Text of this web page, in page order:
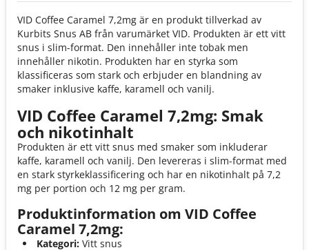
VID Coffee Caramel 7,2mg är en produkt tillverkad av
Kurbits Snus AB från varumärket VID. Produkten är ett vitt
snus i slim-format. Den innehåller inte tobak men
innehåller nikotin. Produkten har en styrka som
klassificeras som stark och erbjuder en blandning av
smaker inklusive kaffe, karamell och vanilj.
VID Coffee Caramel 7,2mg: Smak
och nikotinhalt
Produkten är ett vitt snus med smaker som inkluderar
kaffe, karamell och vanilj. Den levereras i slim-format med
en stark styrkeklassificering och har en nikotinhalt på 7,2
mg per portion och 12 mg per gram.
Produktinformation om VID Coffee
Caramel 7,2mg:
Kategori: Vitt snus